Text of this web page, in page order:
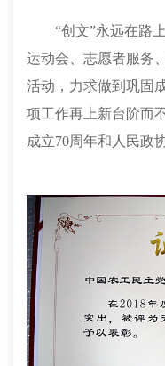
“创文”永远在路上
运动会、志愿者服务
活动，力求做到巩固
项工作再上新台阶而
成立70周年和人民政